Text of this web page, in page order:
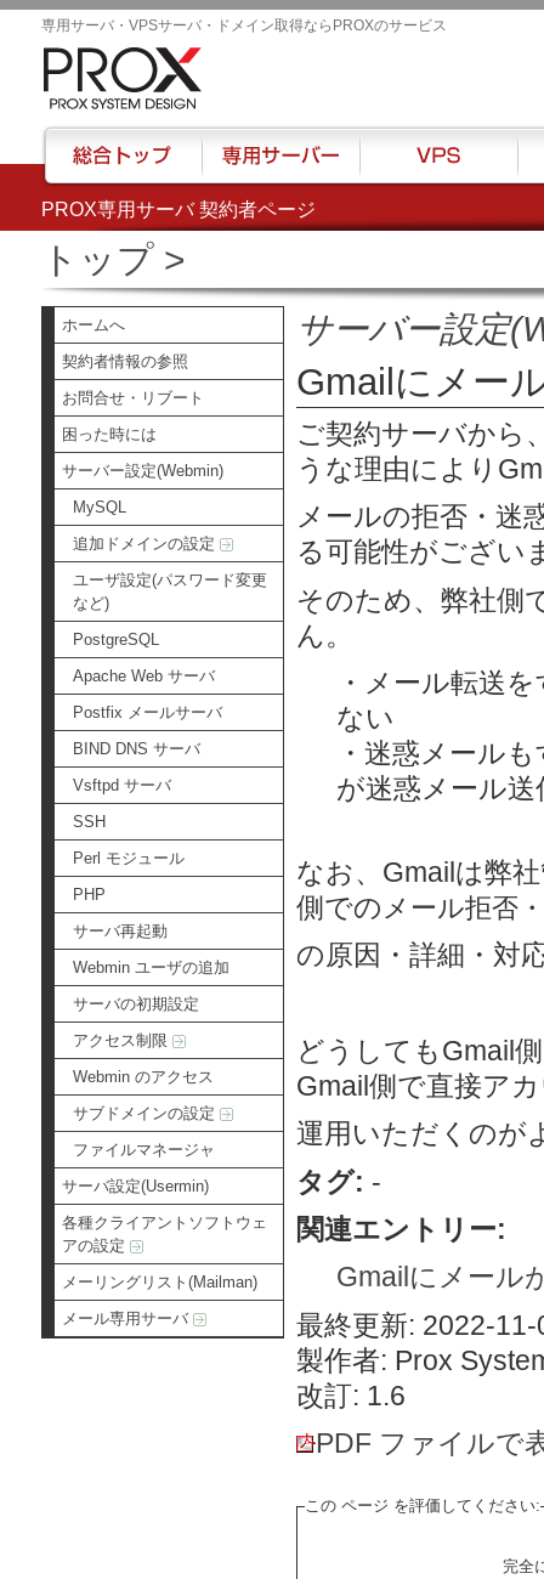
PROX専用サーバ 契約者ページ
専用サーバ・VPSサーバ・ドメイン取得ならPROXのサービス
トップ>
ホームへ
契約者情報の参照
お問合せ・リブート
困った時には
サーバー設定(Webmin)
MySQL
追加ドメインの設定
ユーザ設定(パスワード変更
など)
PostgreSQL
Apache Web サーバ
Postfix メールサーバ
BIND DNS サーバ
Vsftpd サーバ
SSH
Perl モジュール
PHP
サーバ再起動
Webmin ユーザの追加
サーバの初期設定
アクセス制限
Webmin のアクセス
サブドメインの設定
ファイルマネージャ
サーバ設定(Usermin)
各種クライアントソフトウェ
アの設定
メーリングリスト(Mailman)
メール専用サーバ
サーバー設定
Gmailにメー
ご契約サーバから
うな理由により
メールの拒否・迷
る可能性がござい
そのため、弊社側
ん。
・メール転送
ない
・迷惑メール
が迷惑メール
なお、Gmailは弊
側での メール拒否
の原因・詳細・対
どうしてもGmail
Gmail側で直接ア
運用いただくのが
タグ: -
関連エントリー:
Gmailにメール
最終更新: 2022-
製作者: Prox
改訂: 1.6
PDF ファイルで
この ページ を評価してください:
完全
総合トップ 専用サーバー VPS ハ